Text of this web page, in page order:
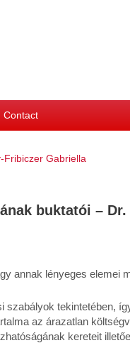
Contact
Fribiczer Gabriella
buktatói –
annak lényeges elemei
tekintetében,
az árazatlan
kereteit